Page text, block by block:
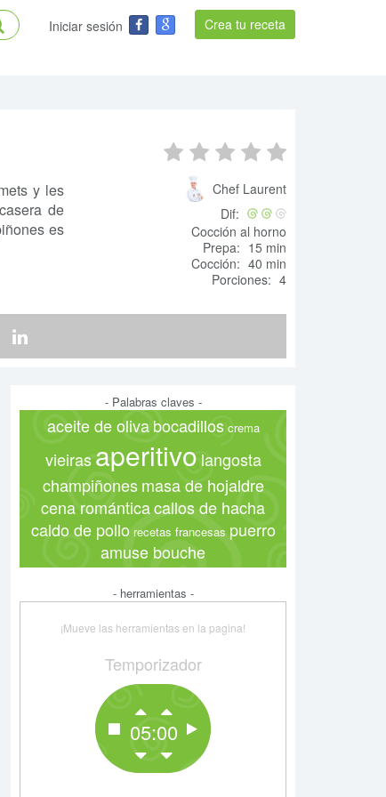
Crea tu receta
Iniciar sesión
Chef Laurent
Dif:
Cocción al horno
Prepa: 15 min
Cocción: 40 min
Porciones: 4
y les
de
es
- Palabras claves -
aceite de oliva bocadillos crema
vieiras aperitivo langosta
champiñones masa de hojaldre
cena románticacallos de hacha
caldo de pollo recetas francesas puerro
amuse bouche
- herramientas -
¡Mueve las herramientas en la pagina!
Temporizador
05:00